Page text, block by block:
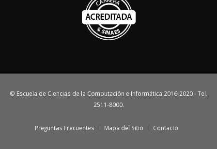
© Escuela de Ciencias de la Computación e Informática 2016-2020 - Tel.
2511-8000.
Preguntas Frecuentes Mapa del Sitio Contacto